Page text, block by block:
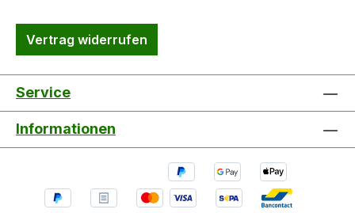
Vertrag widerrufen
Service
Informationen